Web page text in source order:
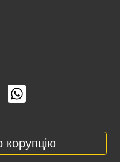
корупцію